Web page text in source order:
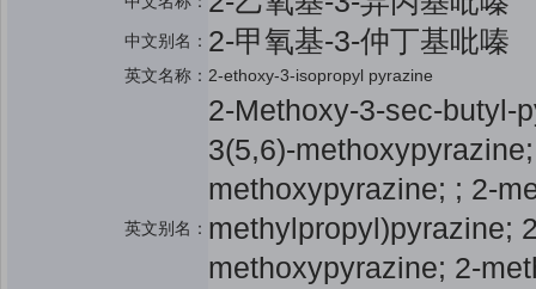
中文别名： 2-甲氧基-3-仲丁基吡嗪
英文名称： 2-ethoxy-3-isopropyl pyrazine
英文别名：
2-Methoxy-3-sec-butyl-
3(5,6)-
methoxypyrazine; ; 2-
methylpropyl)pyrazine;
methoxypyrazine; 2-